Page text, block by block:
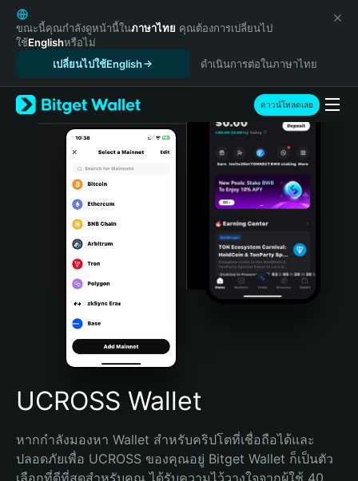
English
日本語
Tiếng Việt
Español (Latinoamérica)
Türkçe
Italiano
Português (Portugal)
Bahasa Indonesia
Português (Brasil)
Español (Argentina)
ขณะนี้คุณกำลังดูหน้านี้ในภาษาไทย คุณต้องการเปลี่ยนไป
ใช้Englishหรือไม่
เปลี่ยนไปใช้English
ดำเนินการต่อในภาษาไทย
ดาวน์โหลดเลย
UCROSS Wallet
หากกำลังมองหา Wallet สำหรับคริปโตที่เชื่อถือได้และ
ปลอดภัยเพื่อ UCROSS ของคุณอยู่ Bitget Wallet ก็เป็นตัว
เลือกที่ดีที่สุดสำหรับคุณ ได้รับความไว้วางใจจากผู้ใช้ 40